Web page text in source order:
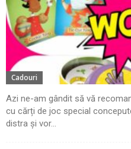
Cadouri
Azi ne-am gândit să vă
cu cărți de joc special
distra și vor...